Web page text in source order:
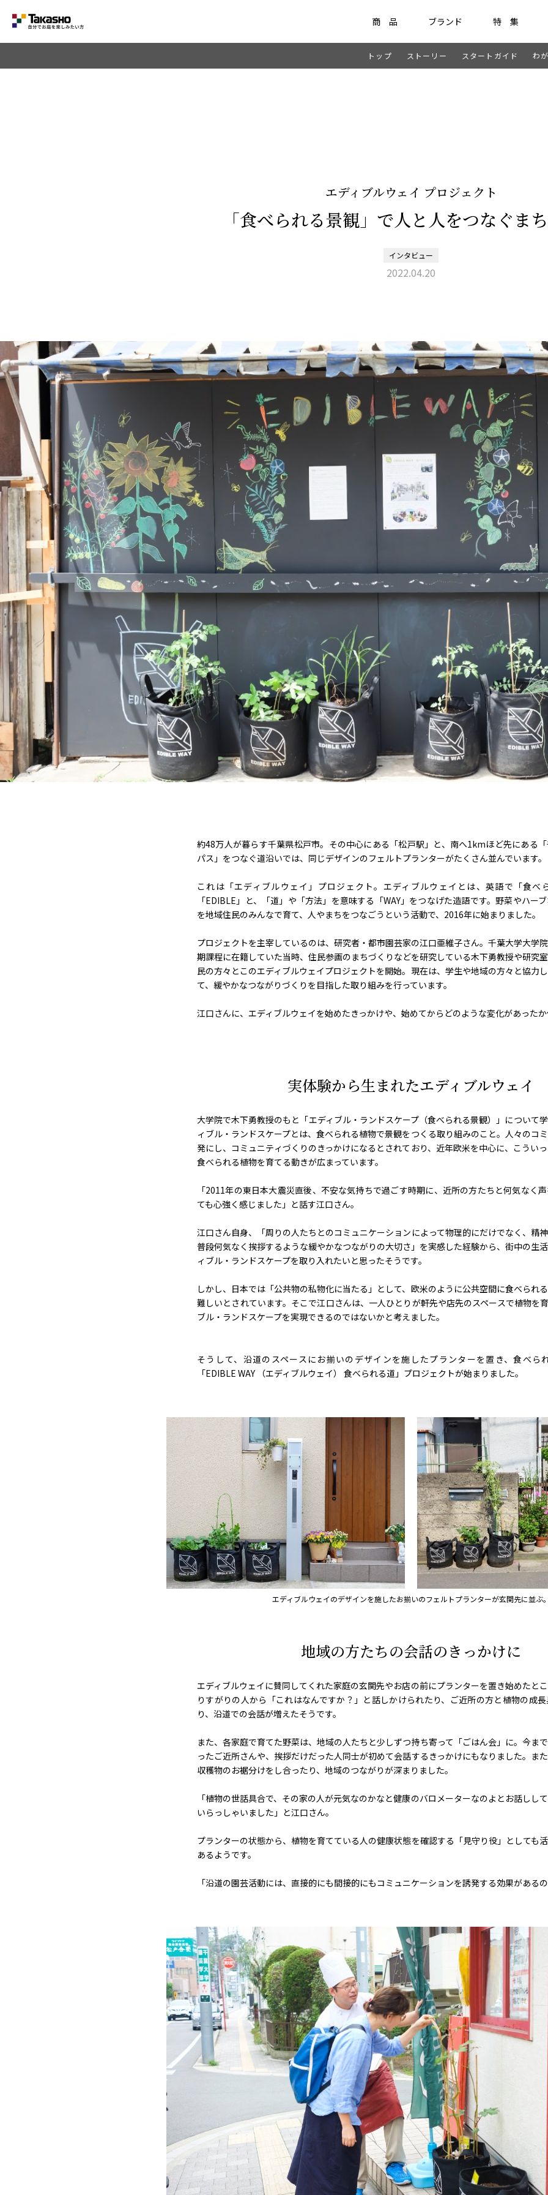
商 品
レイズドベッドプランター
プランター・シェルフ
ガーデンツール
温 室
ブランド 特 集
トップ ストーリー スタートガイド わ
エディブルウェイ プロジェクト
「食べられる景観」で人と人をつなぐま
インタビュー
2022.04.20
約48万人が暮らす千葉県松戸市。その中心にある「松戸駅」と、南へ1kmほど先にある
パス」をつなぐ道沿いでは、同じデザインのフェルトプランターがたくさん並んでいます。
これは「エディブルウェイ」プロジェクト。エディブルウェイとは、英語で「食べ
「EDIBLE」と、「道」や「方法」を意味する「WAY」をつなげた造語です。野菜やハー
を地域住民のみんなで育て、人やまちをつなごうという活動で、2016年に始まりました。
プロジェクトを主宰しているのは、研究者・都市園芸家の江口亜維子さん。千葉大学大学
期課程に在籍していた当時、住民参画のまちづくりなどを研究している木下勇教授や研究
民の方々とこのエディブルウェイプロジェクトを開始。現在は、学生や地域の方々と協力
て、緩やかなつながりづくりを目指した取り組みを行っています。
江口さんに、エディブルウェイを始めたきっかけや、始めてからどのような変化があった
実体験から生まれたエディブルウェイ
大学院で木下勇教授のもと「エディブル・ランドスケープ（食べられる景観）」について
ィブル・ランドスケープとは、食べられる植物で景観をつくる取り組みのこと。人々のコ
発にし、コミュニティづくりのきっかけになるとされており、近年欧米を中心に、こうい
食べられる植物を育てる動きが広まっています。
「2011年の東日本大震災直後、不安な気持ちで過ごす時期に、近所の方たちと何気なく
ても心強く感じました」と話す江口さん。
江口さん自身、「周りの人たちとのコミュニケーションによって物理的にだけでなく、精
普段何気なく挨拶するような緩やかなつながりの大切さ」を実感した経験から、街中の生
ィブル・ランドスケープを取り入れたいと思ったそうです。
しかし、日本では「公共物の私物化に当たる」として、欧米のように公共空間に食べられ
難しいとされています。そこで江口さんは、一人ひとりが軒先や店先のスペースで植物を
ブル・ランドスケープを実現できるのではないかと考えました。
そうして、沿道のスペースにお揃いのデザインを施したプランターを置き、食べら
「EDIBLE WAY （エディブルウェイ） 食べられる道」プロジェクトが始まりました。
エディブルウェイのデザインを施したお揃いのフェルトプランターが玄関先に並ぶ
地域の方たちの会話のきっかけに
エディブルウェイに賛同してくれた家庭の玄関先やお店の前にプランターを置き始めたと
りすがりの人から「これはなんですか？」と話しかけられたり、ご近所の方と植物の成
り、沿道での会話が増えたそうです。
また、各家庭で育てた野菜は、地域の人たちと少しずつ持ち寄って「ごはん会」に。今ま
ったご近所さんや、挨拶だけだった人同士が初めて会話するきっかけにもなりました。ま
収穫物のお裾分けをし合ったり、地域のつながりが深まりました。
「植物の世話具合で、その家の人が元気なのかなと健康のバロメーターなのよとお話しし
いらっしゃいました」と江口さん。
プランターの状態から、植物を育てている人の健康状態を確認する「見守り役」としても
あるようです。
「沿道の園芸活動には、直接的にも間接的にもコミュニケーションを誘発する効果がある